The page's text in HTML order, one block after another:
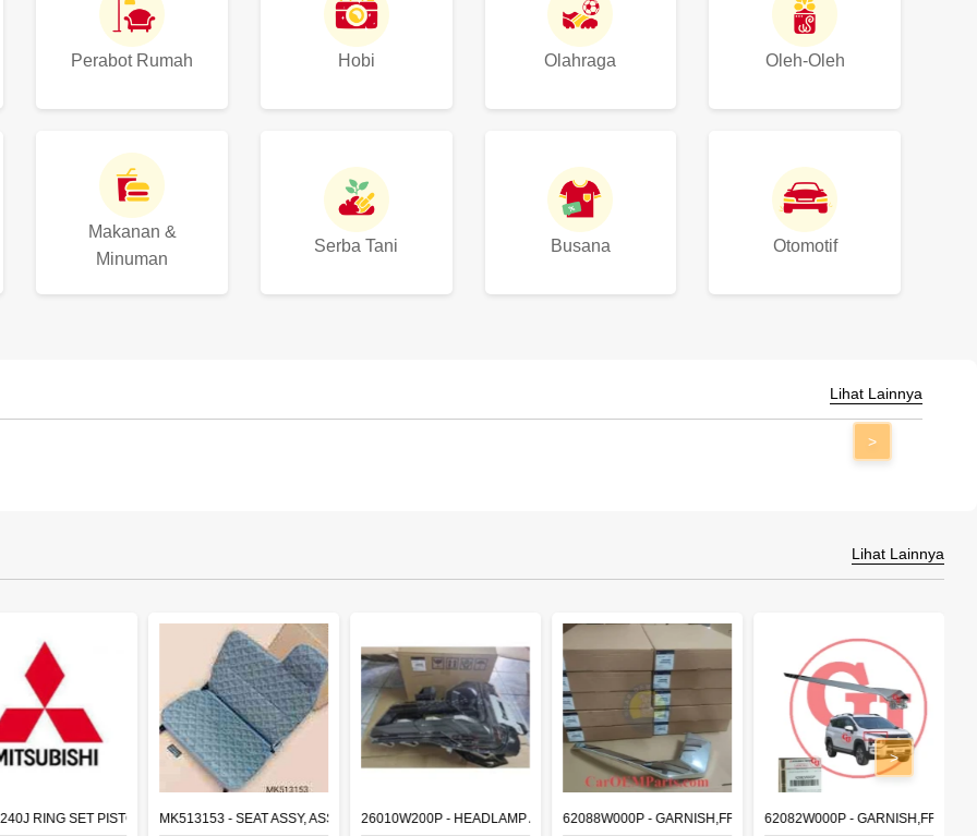
Perabot Rumah Hobi Olahraga Oleh-Oleh
Makanan &
Minuman
Serba Tani Busana Otomotif
Lihat Lainnya
>
Lihat Lainnya
LHRING SET PISTON STDMK513153 - SEAT ASSY, ASSISTANT26010W200P - HEADLAMP ASSY,RH62088W000P - GARNISH,FR BUMPER SIDE62082W000P - GARNISH,FR
>